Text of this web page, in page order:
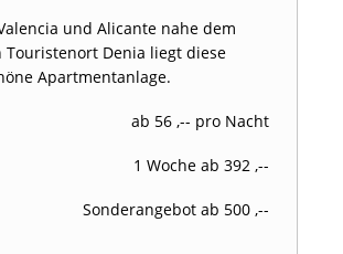
und Alicante nahe dem
Touristenort Denia liegt diese
Apartmentanlage.
ab 56 ,-- pro Nacht
1 Woche ab 392 ,--
Sonderangebot ab 500 ,--